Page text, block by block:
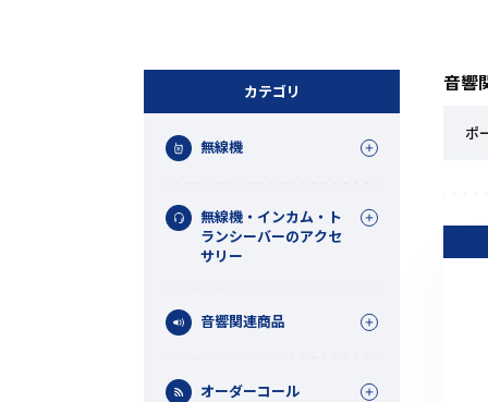
受信機（レシーバー）
アマチュア無線機
ガイドラジオ（ガイドシステム）
ネットワークシステム対応商品
カテゴリ
無線機
無線機・インカム・ト
ランシーバーのアクセ
サリー
音響関連商品
オーダーコール
音響
ポ